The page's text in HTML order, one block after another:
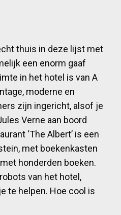
thuis in deze lijst met
een enorm gaaf
in het hotel is van A
moderne en
zijn ingericht, alsof je
Verne aan boord
‘The Albert’ is een
met boekenkasten
honderden boeken.
van het hotel,
te helpen. Hoe cool is